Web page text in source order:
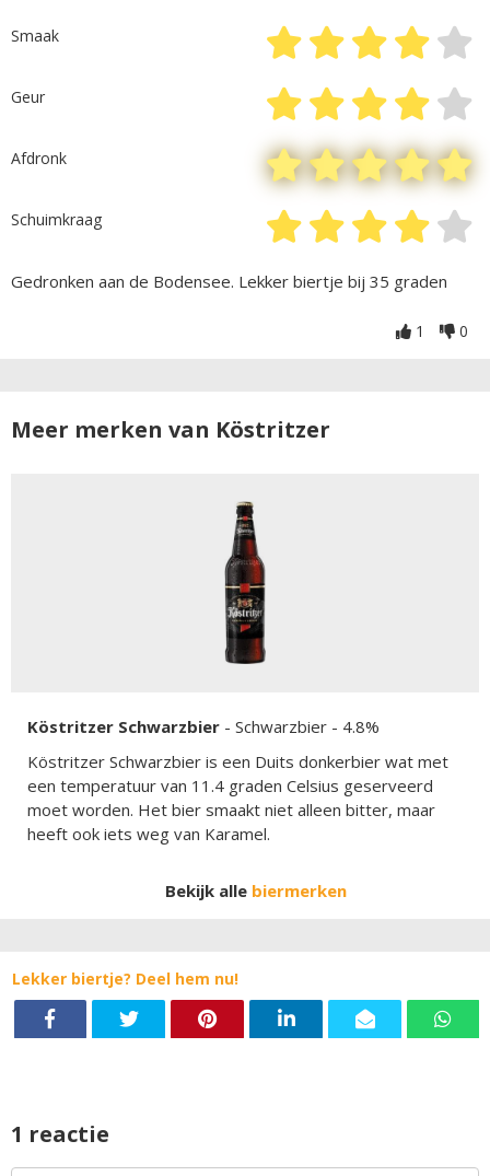
Smaak
Geur
Afdronk
Schuimkraag
Gedronken aan de Bodensee. Lekker biertje bij 35 graden
1 0
Meer merken van Köstritzer
Köstritzer Schwarzbier - Schwarzbier - 4.8%
Köstritzer Schwarzbier is een Duits donkerbier wat met
een temperatuur van 11.4 graden Celsius geserveerd
moet worden. Het bier smaakt niet alleen bitter, maar
heeft ook iets weg van Karamel.
Bekijk alle biermerken
Lekker biertje? Deel hem nu!
1 reactie